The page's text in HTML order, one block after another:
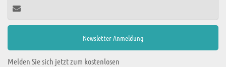
Melden Sie sich jetzt zum kostenlosen